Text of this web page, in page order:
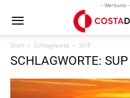
- Werbung -
Start Schlagworte SUP
SCHLAGWORTE: SUP